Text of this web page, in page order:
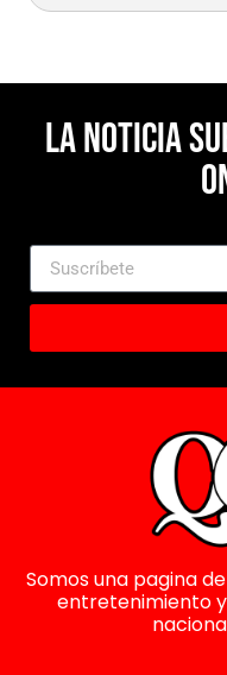
La noticia
Somos una pagina
entretenimiento